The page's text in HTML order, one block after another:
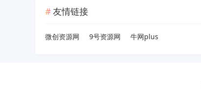
友情链接
微创资源网 9号资源网 牛网plus